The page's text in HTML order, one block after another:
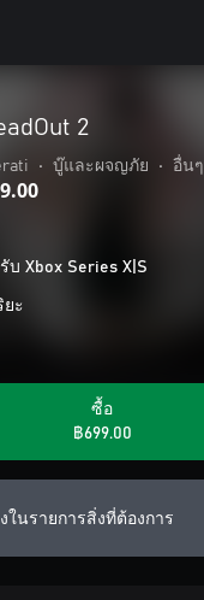
2
• บู๊และผจญภัย • อื่นๆ
บ Xbox Series X|S
ยะ
ซื้อ
฿699.00
ในรายการสิ่งที่ต้องการ